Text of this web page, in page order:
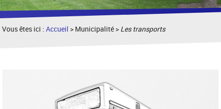
Vous êtes ici :Accueil > Municipalité > Les transports